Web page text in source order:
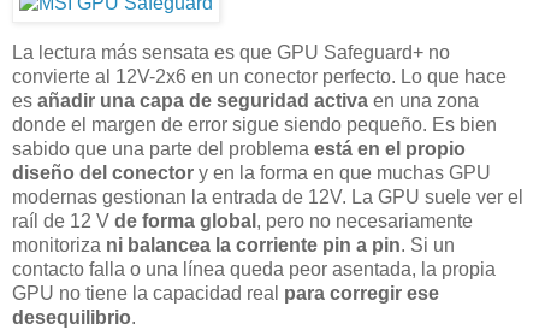
La lectura más sensata es que GPU Safeguard+ no
convierte al 12V-2x6 en un conector perfecto. Lo que hace
es añadir una capa de seguridad activa en una zona
donde el margen de error sigue siendo pequeño. Es bien
sabido que una parte del problema está en el propio
diseño del conector y en la forma en que muchas GPU
modernas gestionan la entrada de 12V. La GPU suele ver el
raíl de 12 V de forma global , pero no necesariamente
monitoriza ni balancea la corriente pin a pin. Si un
contacto falla o una línea queda peor asentada, la propia
GPU no tiene la capacidad real para corregir ese
desequilibrio.